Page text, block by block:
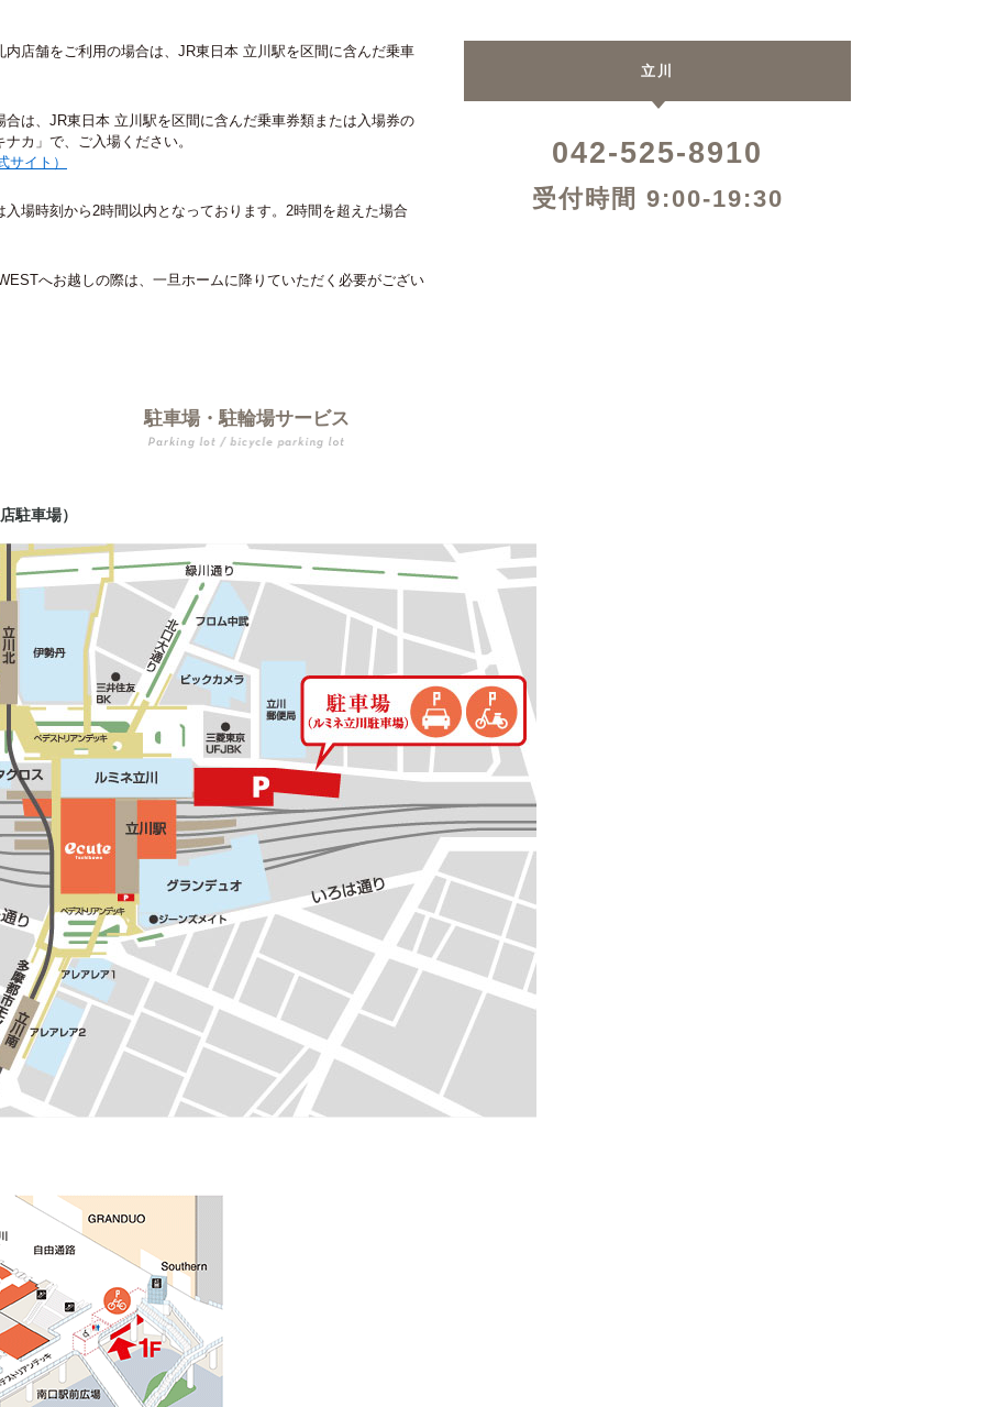
店舗をご利用の場合は、JR東日本 立川駅を区間に含んだ乗車
は、JR東日本 立川駅を区間に含んだ乗車券類または入場券の
カ」で、ご入場ください。
イト）
場時刻から2時間以内となっております。2時間を超えた場合
へお越しの際は、一旦ホームに降りていただく必要がござい
立川
042-525-8910
受付時間 9:00-19:30
駐車場・駐輪場サービス
駐車場）